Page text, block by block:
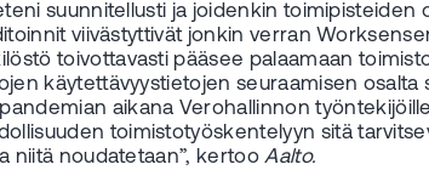
suunnitellusti ja joidenkin
viivästyttivät jonkin verran
toivottavasti pääsee palaamaan
käytettävyystietojen seuraamisen osalta
aikana Verohallinnon
toimistotyöskentelyyn sitä
niitä noudatetaan”, kertooAalto.